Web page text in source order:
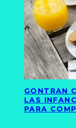
GONTRAN
LAS
PARA